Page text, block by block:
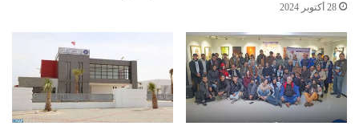
28 أكتوبر 2024